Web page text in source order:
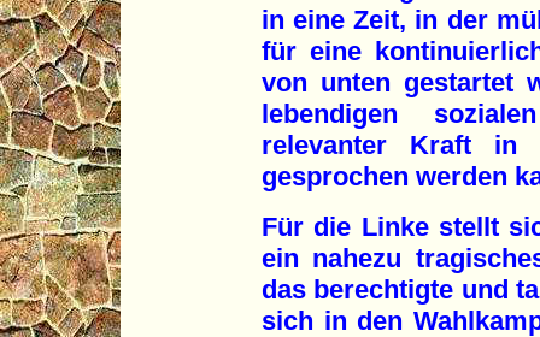
in eine Zeit, in der
für eine
von unten gestartet
lebendigen
relevanter Kraft in
gesprochen werden
Für die Linke stellt
ein nahezu
das berechtigte und
sich in den